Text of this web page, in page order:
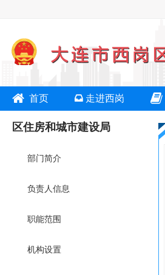
首页 走进西岗
区住房和城市建设局
部门简介
负责人信息
职能范围
机构设置